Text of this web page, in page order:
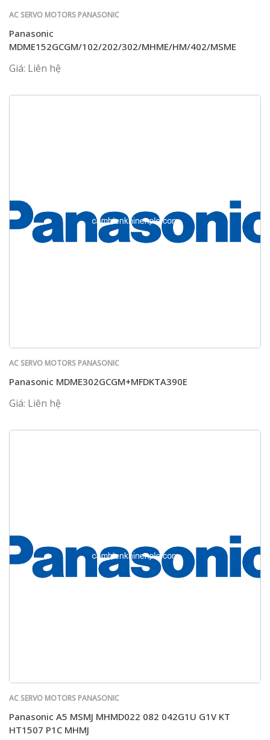
AC SERVO MOTORS PANASONIC
Panasonic
MDME152GCGM/102/202/302/MHME/HM/402/MSME
Giá: Liên hệ
AC SERVO MOTORS PANASONIC
Panasonic MDME302GCGM+MFDKTA390E
Giá: Liên hệ
AC SERVO MOTORS PANASONIC
Panasonic A5 MSMJ MHMD022 082 042G1U G1V KT
HT1507 P1C MHMJ